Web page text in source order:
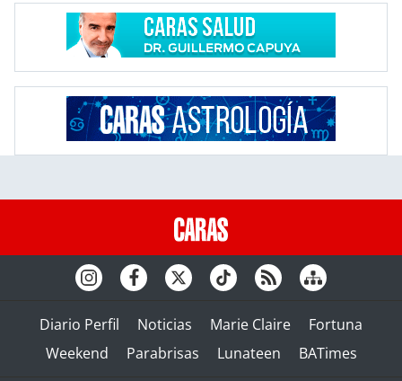
Diario Perfil Noticias Marie Claire
Fortuna
Weekend
Parabrisas Lunateen BATimes